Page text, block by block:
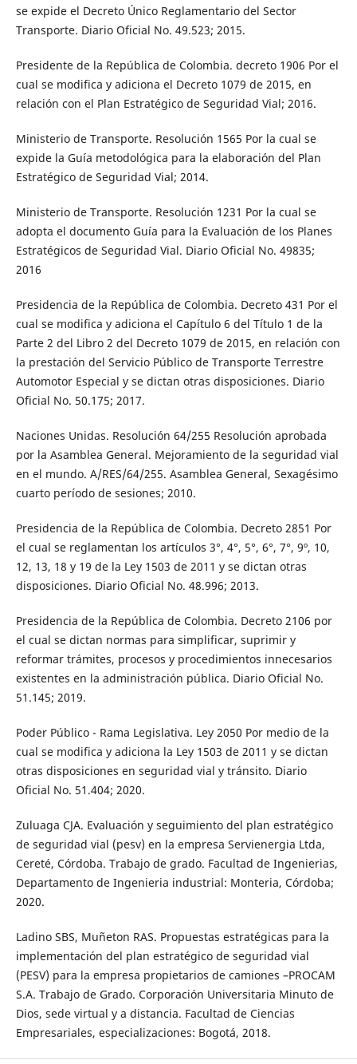
se expide el Decreto Único Reglamentario del Sector
Transporte. Diario Oficial No. 49.523; 2015.
Presidente de la República de Colombia. decreto 1906 Por el
cual se modifica y adiciona el Decreto 1079 de 2015, en
relación con el Plan Estratégico de Seguridad Vial; 2016.
Ministerio de Transporte. Resolución 1565 Por la cual se
expide la Guía metodológica para la elaboración del Plan
Estratégico de Seguridad Vial; 2014.
Ministerio de Transporte. Resolución 1231 Por la cual se
adopta el documento Guía para la Evaluación de los Planes
Estratégicos de Seguridad Vial. Diario Oficial No. 49835;
2016
Presidencia de la República de Colombia. Decreto 431 Por el
cual se modifica y adiciona el Capítulo 6 del Título 1 de la
Parte 2 del Libro 2 del Decreto 1079 de 2015, en relación con
la prestación del Servicio Público de Transporte Terrestre
Automotor Especial y se dictan otras disposiciones. Diario
Oficial No. 50.175; 2017.
Naciones Unidas. Resolución 64/255 Resolución aprobada
por la Asamblea General. Mejoramiento de la seguridad vial
en el mundo. A/RES/64/255. Asamblea General, Sexagésimo
cuarto período de sesiones; 2010.
Presidencia de la República de Colombia. Decreto 2851 Por
el cual se reglamentan los artículos 3°, 4°, 5°, 6°, 7°, 9º, 10,
12, 13, 18 y 19 de la Ley 1503 de 2011 y se dictan otras
disposiciones. Diario Oficial No. 48.996; 2013.
Presidencia de la República de Colombia. Decreto 2106 por
el cual se dictan normas para simplificar, suprimir y
reformar trámites, procesos y procedimientos innecesarios
existentes en la administración pública. Diario Oficial No.
51.145; 2019.
Poder Público - Rama Legislativa. Ley 2050 Por medio de la
cual se modifica y adiciona la Ley 1503 de 2011 y se dictan
otras disposiciones en seguridad vial y tránsito. Diario
Oficial No. 51.404; 2020.
Zuluaga CJA. Evaluación y seguimiento del plan estratégico
de seguridad vial (pesv) en la empresa Servienergia Ltda,
Cereté, Córdoba. Trabajo de grado. Facultad de Ingenierias,
Departamento de Ingenieria industrial: Monteria, Córdoba;
2020.
Ladino SBS, Muñeton RAS. Propuestas estratégicas para la
implementación del plan estratégico de seguridad vial
(PESV) para la empresa propietarios de camiones –PROCAM
S.A. Trabajo de Grado. Corporación Universitaria Minuto de
Dios, sede virtual y a distancia. Facultad de Ciencias
Empresariales, especializaciones: Bogotá, 2018.